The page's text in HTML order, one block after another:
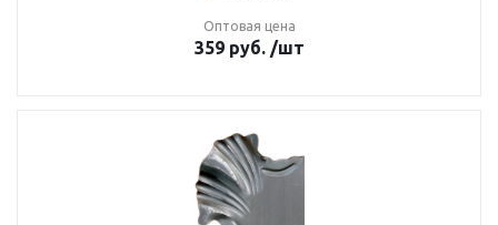
Оптовая цена
359 руб. /шт